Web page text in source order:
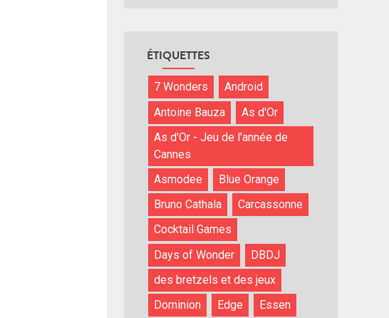
ÉTIQUETTES
7 Wonders
Android
Antoine Bauza
As d'Or
As d'Or - Jeu de l'année de
Cannes
Asmodee
Blue Orange
Bruno Cathala
Carcassonne
Cocktail Games
Days of Wonder
DBDJ
des bretzels et des jeux
Dominion
Edge
Essen